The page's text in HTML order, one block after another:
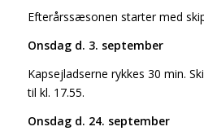
Efterårssæsonen starter med
Onsdag d. 3. september
Kapsejladserne rykkes 30 min.
til kl. 17.55.
Onsdag d. 24. september